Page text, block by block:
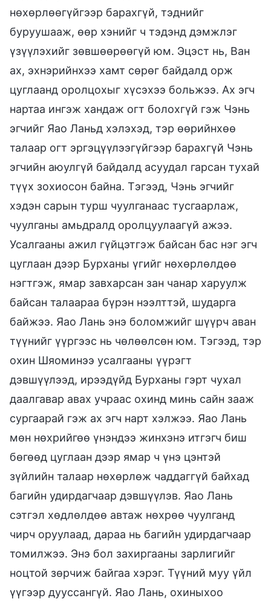
нөхөрлөөгүйгээр барахгүй, тэднийг
буруушааж, өөр хэнийг ч тэдэнд дэмжлэг
үзүүлэхийг зөвшөөрөөгүй юм. Эцэст нь, Ван
ах, эхнэрийнхээ хамт сөрөг байдалд орж
цуглаанд оролцохыг хүсэхээ больжээ. Ах эгч
нартаа ингэж хандаж огт болохгүй гэж Чэнь
эгчийг Яао Ланьд хэлэхэд, тэр өөрийнхөө
талаар огт эргэцүүлээгүйгээр барахгүй Чэнь
эгчийн аюулгүй байдалд асуудал гарсан тухай
түүх зохиосон байна. Тэгээд, Чэнь эгчийг
хэдэн сарын турш чуулганаас тусгаарлаж,
чуулганы амьдралд оролцуулаагүй ажээ.
Усалгааны ажил гүйцэтгэж байсан бас нэг эгч
цуглаан дээр Бурханы үгийг нөхөрлөлдөө
нэгтгэж, ямар завхарсан зан чанар харуулж
байсан талаараа бүрэн нээлттэй, шударга
байжээ. Яао Лань энэ боломжийг шүүрч аван
түүнийг үүргээс нь чөлөөлсөн юм. Тэгээд, тэр
охин Шяоминээ усалгааны үүрэгт
дэвшүүлээд, ирээдүйд Бурханы гэрт чухал
даалгавар авах учраас охинд минь сайн зааж
сургаарай гэж ах эгч нарт хэлжээ. Яао Лань
мөн нөхрийгөө үнэндээ жинхэнэ итгэгч биш
бөгөөд цуглаан дээр ямар ч үнэ цэнтэй
зүйлийн талаар нөхөрлөж чаддаггүй байхад
багийн удирдагчаар дэвшүүлэв. Яао Лань
сэтгэл хөдлөлдөө автаж нөхрөө чуулганд
чирч оруулаад, дараа нь багийн удирдагчаар
томилжээ. Энэ бол захиргааны зарлигийг
ноцтой зөрчиж байгаа хэрэг. Түүний муу үйл
үүгээр дууссангүй. Яао Лань, охиныхоо